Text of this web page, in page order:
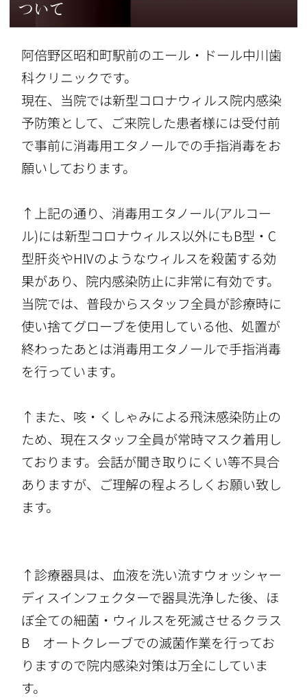
ついて
阿倍野区昭和町駅前のエール・ドール中川歯
科クリニックです。
現在、当院では新型コロナウィルス院内感染
予防策として、ご来院した患者様には受付前
で事前に消毒用エタノールでの手指消毒をお
願いしております。
↑上記の通り、消毒用エタノール(アルコー
ル)には新型コロナウィルス以外にもB型・C
型肝炎やHIVのようなウィルスを殺菌する効
果があり、院内感染防止に非常に有効です。
当院では、普段からスタッフ全員が診療時に
使い捨てグローブを使用している他、処置が
終わったあとは消毒用エタノールで手指消毒
を行っています。
↑また、咳・くしゃみによる飛沫感染防止の
ため、現在スタッフ全員が常時マスク着用し
ております。会話が聞き取りにくい等不具合
ありますが、ご理解の程よろしくお願い致し
ます。
↑診療器具は、血液を洗い流すウォッシャー
ディスインフェクターで器具洗浄した後、ほ
ぼ全ての細菌・ウィルスを死滅させるクラス
B オートクレーブでの滅菌作業を行ってお
りますので院内感染対策は万全にしていま
す。